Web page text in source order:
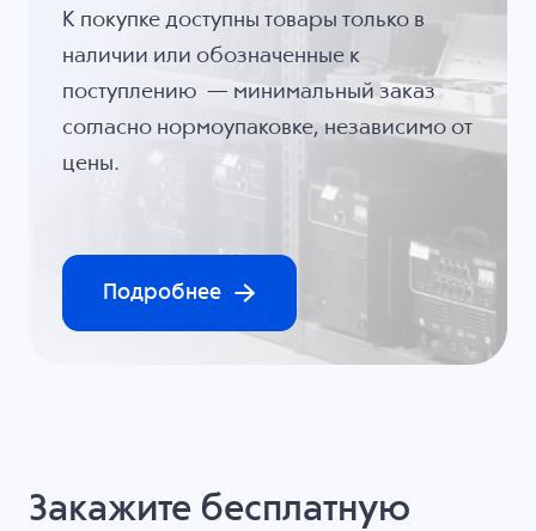
К покупке доступны товары только в
наличии или обозначенные к
поступлению — минимальный заказ
согласно нормоупаковке, независимо от
цены.
Подробнее
Закажите бесплатную